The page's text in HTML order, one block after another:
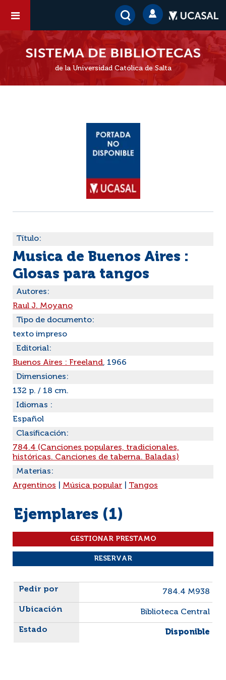
de la Universidad Católica de Salta
Título:
Musica de Buenos Aires :
Glosas para tangos
Autores:
Raul J. Moyano
Tipo de documento:
texto impreso
Editorial:
Buenos Aires : Freeland, 1966
Dimensiones:
132 p. / 18 cm.
Idiomas :
Español
Clasificación:
784.4 (Canciones populares, tradicionales,
históricas. Canciones de taberna. Baladas)
Materias:
Argentinos
Música popular Tangos
Ejemplares (1)
Liste des exemplaires
784.4 M938
Biblioteca Central
Disponible